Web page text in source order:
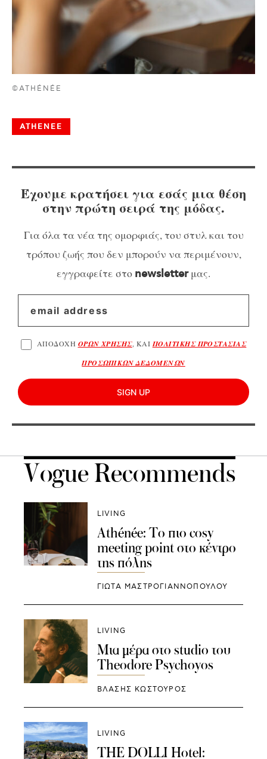
©ATHÉNÉE
ATHENEE
Έχουμε κρατήσει για εσάς μια θέση
στην πρώτη σειρά της μόδας.
Για όλα τα νέα της ομορφιάς, του στυλ και του
τρόπου ζωής που δεν μπορούν να περιμένουν,
εγγραφείτε στο newsletterμας.
ΑΠΟΔΟΧΗ ΟΡΩΝ ΧΡΗΣΗΣ, ΚΑΙ ΠΟΛΙΤΙΚΗΣ ΠΡΟΣΤΑΣΙΑΣ
ΠΡΟΣΩΠΙΚΩΝ ΔΕΔΟΜΕΝΩΝ
SIGN UP
Vogue Recommends
LIVING
Athénée: Το πιο cosy
meeting point στο κέντρο
της πόλης
ΓΙΩΤΑ ΜΑΣΤΡΟΓΙΑΝΝΟΠΟΥΛΟΥ
LIVING
Μια μέρα στο studio του
Theodore Psychoyos
ΒΛΑΣΗΣ ΚΩΣΤΟΥΡΟΣ
LIVING
THE DOLLI Hotel: